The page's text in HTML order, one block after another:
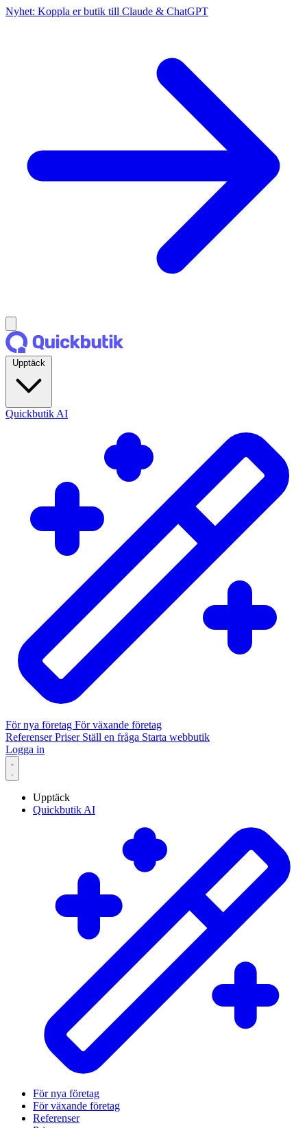
Nyhet: Koppla er butik till Claude & ChatGPT
Quickbutik AI
För nya företag För växande företag
ReferenserPriser Ställ en fråga Starta webbutik
Logga in
Upptäck
Quickbutik AI
För nya företag
För växande företag
Referenser